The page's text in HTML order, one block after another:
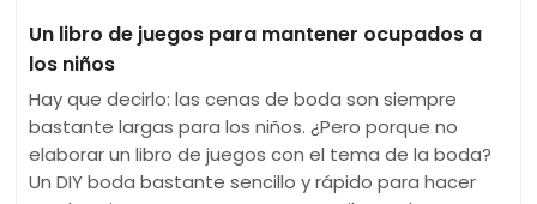
Un libro de juegos para mantener ocupados a
los niños
Hay que decirlo: las cenas de boda son siempre
bastante largas para los niños. ¿Pero porque no
elaborar un libro de juegos con el tema de la boda?
Un DIY boda bastante sencillo y rápido para hacer